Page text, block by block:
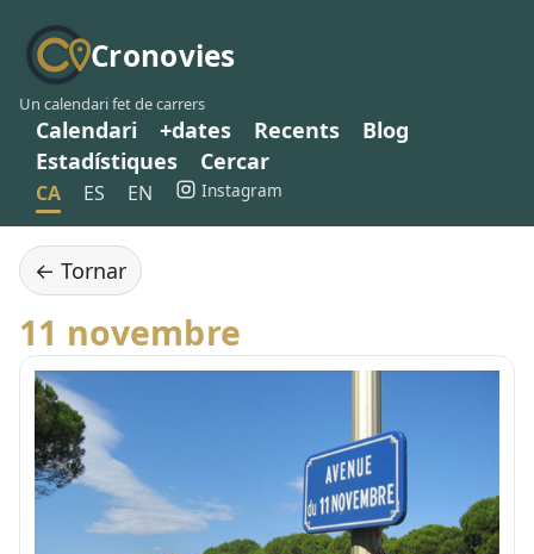
Cronovies
Un calendari fet de carrers
Calendari +dates Recents
Blog
Estadístiques
Cercar
CA ES EN Instagram
← Tornar
11 novembre